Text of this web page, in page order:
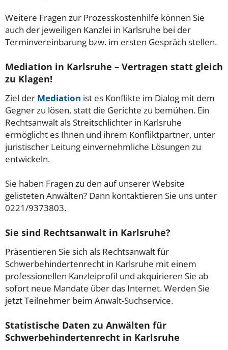
Weitere Fragen zur Prozesskostenhilfe können Sie
auch der jeweiligen Kanzlei in Karlsruhe bei der
Terminvereinbarung bzw. im ersten Gespräch stellen.
Mediation in Karlsruhe – Vertragen statt gleich
zu Klagen!
Ziel der Mediation ist es Konflikte im Dialog mit dem
Gegner zu lösen, statt die Gerichte zu bemühen. Ein
Rechtsanwalt als Streitschlichter in Karlsruhe
ermöglicht es Ihnen und ihrem Konfliktpartner, unter
juristischer Leitung einvernehmliche Lösungen zu
entwickeln.
Sie haben Fragen zu den auf unserer Website
gelisteten Anwälten? Dann kontaktieren Sie uns unter
0221/9373803.
Sie sind Rechtsanwalt in Karlsruhe?
Präsentieren Sie sich als Rechtsanwalt für
Schwerbehindertenrecht in Karlsruhe mit einem
professionellen Kanzleiprofil und akquirieren Sie ab
sofort neue Mandate über das Internet. Werden Sie
jetzt Teilnehmer beim Anwalt-Suchservice.
Statistische Daten zu Anwälten für
Schwerbehindertenrecht in Karlsruhe